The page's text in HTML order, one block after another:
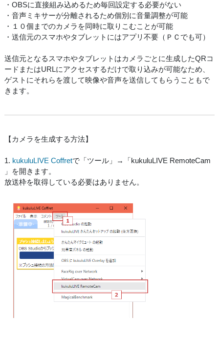
・OBSに直接組み込めるため毎回設定する必要がない
・音声ミキサーが分離されるため個別に音量調整が可能
・１０個までのカメラを同時に取りこむことが可能
・送信元のスマホやタブレットにはアプリ不要（ＰＣでも可）
送信元となるスマホやタブレットはカメラごとに生成したQRコ
ードまたはURLにアクセスするだけで取り込みが可能なため、
ゲストにそれらを渡して映像や音声を送信してもらうこともで
きます。
【カメラを生成する方法】
1. kukuluLIVE Coffretで「ツール」→「kukuluLIVE RemoteCam
」を開きます。
放送枠を取得している必要はありません。